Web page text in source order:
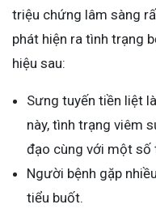
triệu chứng lâm sàng
phát hiện ra tình trạng
hiệu sau:
Sưng tuyến tiền liệt
này, tình trạng viêm
đạo cùng với một số
Người bệnh gặp
tiểu buốt.